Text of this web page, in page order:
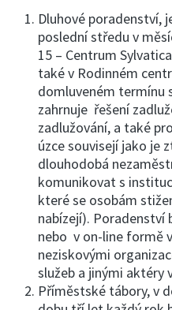
Dluhové poradenství,
poslední středu v
15 – Centrum
také v Rodinném
domluveném termínu
zahrnuje řešení
zadlužování, a také
úzce souvisejí jako je
dlouhodobá
komunikovat s
které se osobám
nabízejí). Poradenství
nebo v on-line formě
neziskovými
služeb a jinými aktéry
Příměstské tábory, v